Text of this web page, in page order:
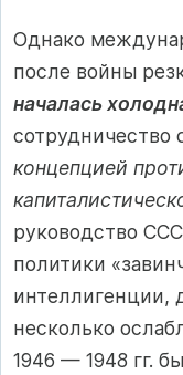
Однако
после войны
началась
сотрудничество
концепцией
руководство
политики
интеллигенции,
несколько
1946 — 1948 гг.